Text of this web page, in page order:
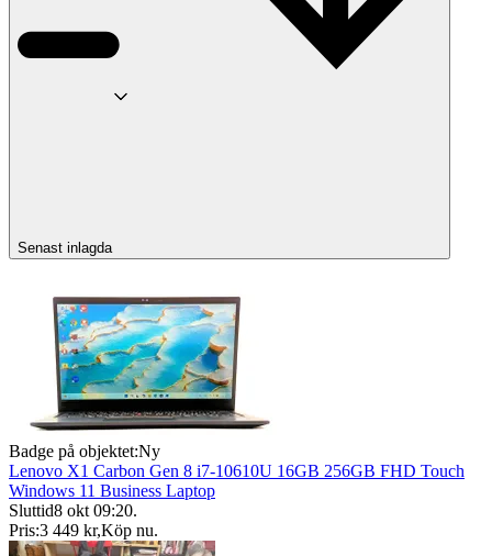
Senast inlagda
Badge på objektet:Ny
Lenovo X1 Carbon Gen 8 i7-10610U 16GB 256GB FHD Touch
Windows 11 Business Laptop
Sluttid8 okt 09:20.
Pris:3 449 kr,Köp nu.